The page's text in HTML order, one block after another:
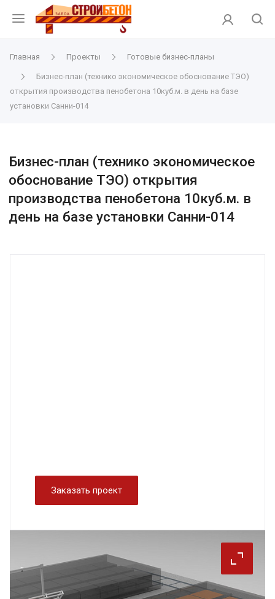
Главная Проекты Готовые бизнес-планы
Бизнес-план (технико экономическое обоснование ТЭО)
открытия производства пенобетона 10куб.м. в день на базе
установки Санни-014
Бизнес-план (технико экономическое
обоснование ТЭО) открытия
производства пенобетона 10куб.м. в
день на базе установки Санни-014
Заказать проект